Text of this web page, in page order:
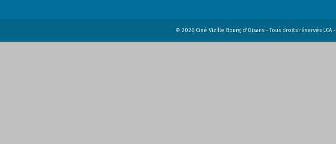
© 2026 Ciné Vizille Bourg d'Oisans - Tous droits réservés LCA -